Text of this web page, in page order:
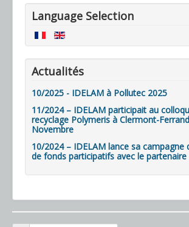
Language Selection
Actualités
10/2025 - IDELAM à Pollutec 2025
11/2024 – IDELAM participait au
recyclage Polymeris à Clermont-
Novembre
10/2024 – IDELAM lance sa campagne
de fonds participatifs avec le partenaire